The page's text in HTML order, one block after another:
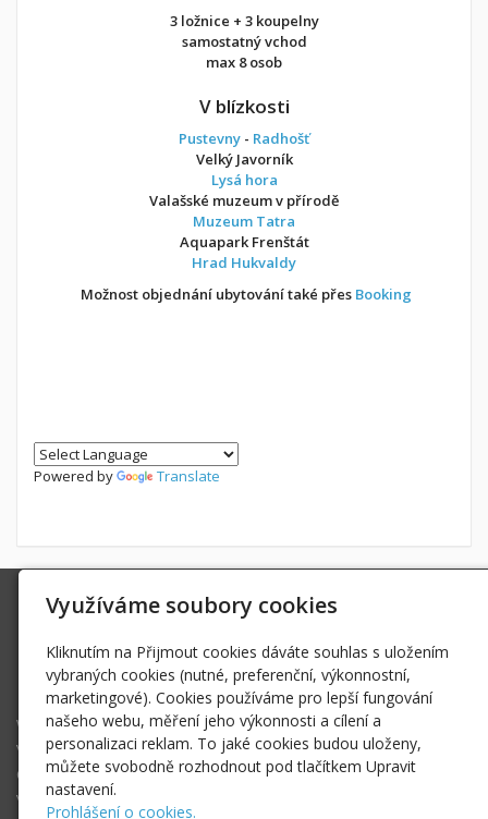
3 ložnice + 3 koupelny
samostatný vchod
max 8 osob
V blízkosti
Pustevny - Radhošť
Velký Javorník
Lysá hora
Valašské muzeum v přírodě
Muzeum Tatra
Aquapark Frenštát
Hrad Hukvaldy
Možnost objednání ubytování také přes Booking
Powered by Translate
Ing. Radek Hoďák
IČ: 18979661
radek@hodak.cz
Webkamery na horách
Vlož webkameru
O projektu webkamery na horách
Vyhledej webkameru ...
Využíváme soubory cookies
Kliknutím na Přijmout cookies dáváte souhlas s uložením
vybraných cookies (nutné, preferenční, výkonnostní,
marketingové). Cookies používáme pro lepší fungování
našeho webu, měření jeho výkonnosti a cílení a
personalizaci reklam. To jaké cookies budou uloženy,
můžete svobodně rozhodnout pod tlačítkem Upravit
nastavení.
Prohlášení o cookies.